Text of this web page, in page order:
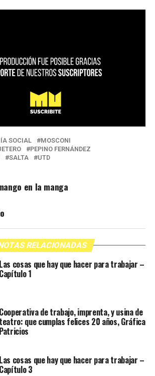
SOCIAL
MOSCONI
PEPINO FERNÁNDEZ
SALTA UTD
en la manga
RELACIONADAS
Las cosas que hay que hacer para trabajar –
Capítulo 1
Cooperativa de trabajo, imprenta, y usina de
teatro: que cumplas felices 20 años, Gráfica
Patricios
Las cosas que hay que hacer para trabajar –
Capítulo 3